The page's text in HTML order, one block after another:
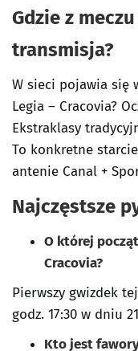
Gdzie z
transmisja?
W sieci pojawia się
Legia – Cracovia?
Ekstraklasy
To konkretne
antenie Canal +
Najczęstsze
O której
Cracovia?
Pierwszy gwizdek
godz. 17:30 w dniu
Kto jest